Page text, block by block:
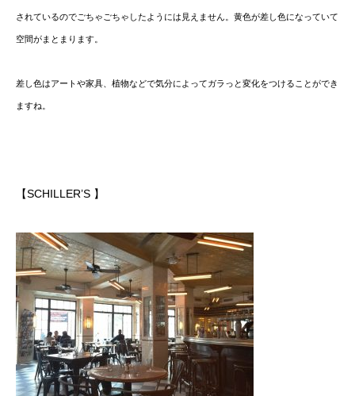
されているのでごちゃごちゃしたようには見えません。黄色が差し色になっていて
空間がまとまります。
差し色はアートや家具、植物などで気分によってガラっと変化をつけることができ
ますね。
【SCHILLER’S 】